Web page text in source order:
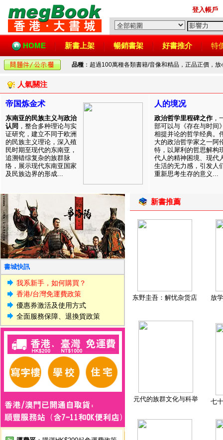
登入帳戶
HOME 新書上架 暢銷書架 好書推介 特
品種 ：超過100萬種各類書籍/音像和精品，正品正價，
人氣關注
帝国炼金术
东南亚的民族主义与政治
认同 ，整合多种理论与实
证研究，建立不同于欧洲
的民族主义理论，深入殖
民时期至现代的东南亚，
追溯错综复杂的族群脉
络，展示现代东南亚国家
及民族边界的形成...
人的境况
政治哲学里程碑之作 ，
部可以与《存在与时间
相提并论的哲学经典。
大的政治哲学家之一阿
特，以犀利的哲思解构
代人的精神困境、现代
生活的无力感，引发人
重新思考生存的意义...
書城快訊
我系新手，如何購買？
香港/台灣免運費政策
優惠券激活及使用方式
全面服務保障、退換貨政策
新書推薦
东野圭吾：解忧杂货店 放
元代的族群文化与科举 七